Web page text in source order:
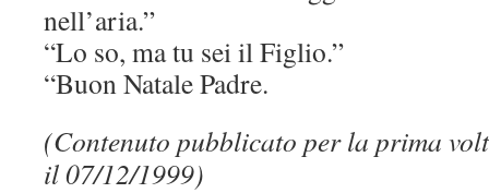
nell’aria.”
“Lo so, ma tu sei il Figlio.”
“Buon Natale Padre.
(Contenuto pubblicato per la prima
il 07/12/1999)